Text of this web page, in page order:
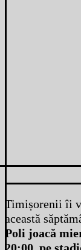
Timișorenii îi
această
Poli joacă